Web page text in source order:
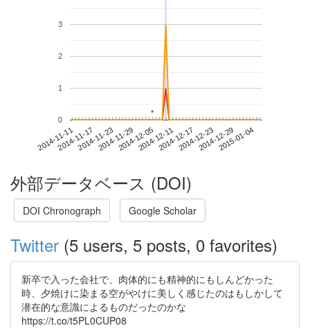
2014-11-112014-11-172014-11-232014-11-292014-12-052014-12-112014-12-172014-12-232014-12-292015-01-04
0
1
2
3
**
外部データベース (DOI)
DOI Chronograph Google Scholar
Twitter (5 users, 5 posts, 0 favorites)
新卒で入った会社で、肉体的にも精神的にもしんどかった
時、夕焼けに染まる空がやけに美しく感じたのはもしかして
潜在的な意識によるものだったのかな
https://t.co/t5PL0CUP08